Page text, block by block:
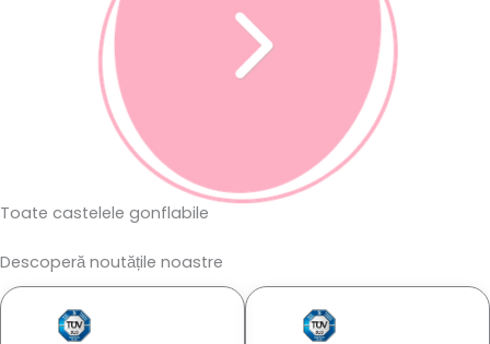
Toate castelele gonflabile
Descoperă noutățile noastre